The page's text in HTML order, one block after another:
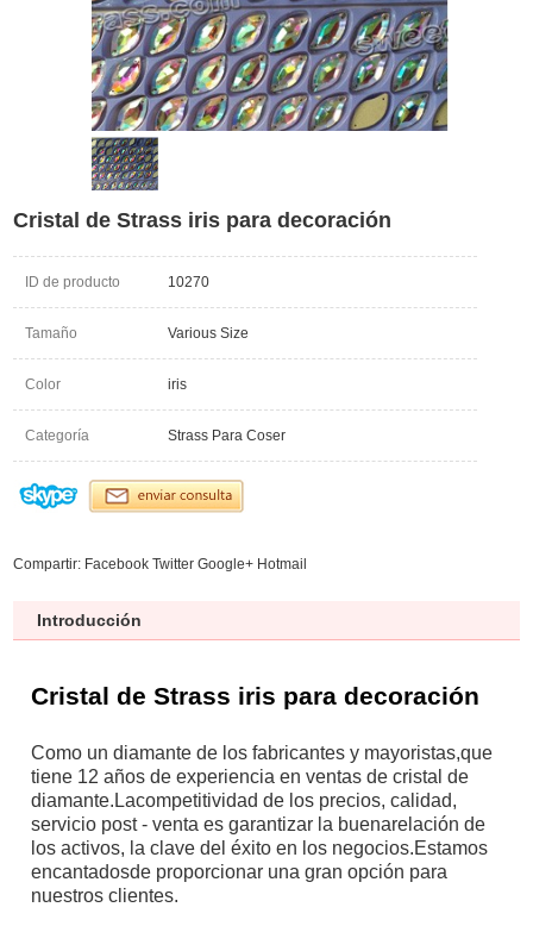
​Cristal de Strass iris para decoración
ID de producto 10270
Tamaño Various Size
Color iris
Categoría Strass Para Coser
Compartir: Facebook Twitter Google+ Hotmail
Introducción
Cristal de Strass iris para decoración
Como un diamante de los fabricantes y mayoristas,que
tiene 12 años de experiencia en ventas de cristal de
diamante.Lacompetitividad de los precios, calidad,
servicio post - venta es garantizar la buenarelación de
los activos, la clave del éxito en los negocios.Estamos
encantadosde proporcionar una gran opción para
nuestros clientes.